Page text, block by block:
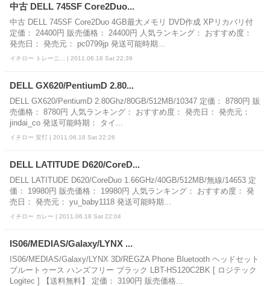
中古 DELL 745SF Core2Duo...
中古 DELL 745SF Core2Duo 4GB最大メモリ DVD作成 XPリカバリ付
定価： 24400円 販売価格： 24400円 人気ランキング： おすすめ度：
発売日： 発売元： pc0799jp 発送可能時期...
イチロー トレーニ... | 2011.06.18 Sat 22:39
DELL GX620/PentiumD 2.80...
DELL GX620/PentiumD 2.80Ghz/80GB/512MB/10347 定価： 8780円 販
売価格： 8780円 人気ランキング： おすすめ度： 発売日： 発売元：
jindai_co 発送可能時期： タイ...
イチロー 安打 | 2011.06.18 Sat 22:26
DELL LATITUDE D620/CoreD...
DELL LATITUDE D620/CoreDuo 1.66GHz/40GB/512MB/無線/14653 定
価： 19980円 販売価格： 19980円 人気ランキング： おすすめ度： 発
売日： 発売元： yu_baby1118 発送可能時期...
イチロー カレー | 2011.06.18 Sat 22:04
IS06/MEDIAS/Galaxy/LYNX ...
IS06/MEDIAS/Galaxy/LYNX 3D/REGZA Phone Bluetooth ヘッドセット
ブルートゥース ハンズフリー ブラック LBT-HS120C2BK [ ロジテック
Logitec ] 【送料無料】 定価： 3190円 販売価格...